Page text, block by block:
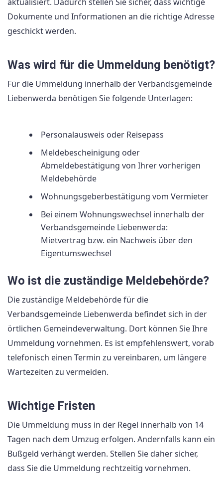
Dokumente und Informationen an die richtige Adresse
geschickt werden.
Was wird für die Ummeldung benötigt?
Für die Ummeldung innerhalb der Verbandsgemeinde
Liebenwerda benötigen Sie folgende Unterlagen:
Personalausweis oder Reisepass
Meldebescheinigung oder
Abmeldebestätigung von Ihrer vorherigen
Meldebehörde
Wohnungsgeberbestätigung vom Vermieter
Bei einem Wohnungswechsel innerhalb der
Verbandsgemeinde Liebenwerda:
Mietvertrag bzw. ein Nachweis über den
Eigentumswechsel
Wo ist die zuständige Meldebehörde?
Die zuständige Meldebehörde für die
Verbandsgemeinde Liebenwerda befindet sich in der
örtlichen Gemeindeverwaltung. Dort können Sie Ihre
Ummeldung vornehmen. Es ist empfehlenswert, vorab
telefonisch einen Termin zu vereinbaren, um längere
Wartezeiten zu vermeiden.
Wichtige Fristen
Die Ummeldung muss in der Regel innerhalb von 14
Tagen nach dem Umzug erfolgen. Andernfalls kann ein
Bußgeld verhängt werden. Stellen Sie daher sicher,
dass Sie die Ummeldung rechtzeitig vornehmen.